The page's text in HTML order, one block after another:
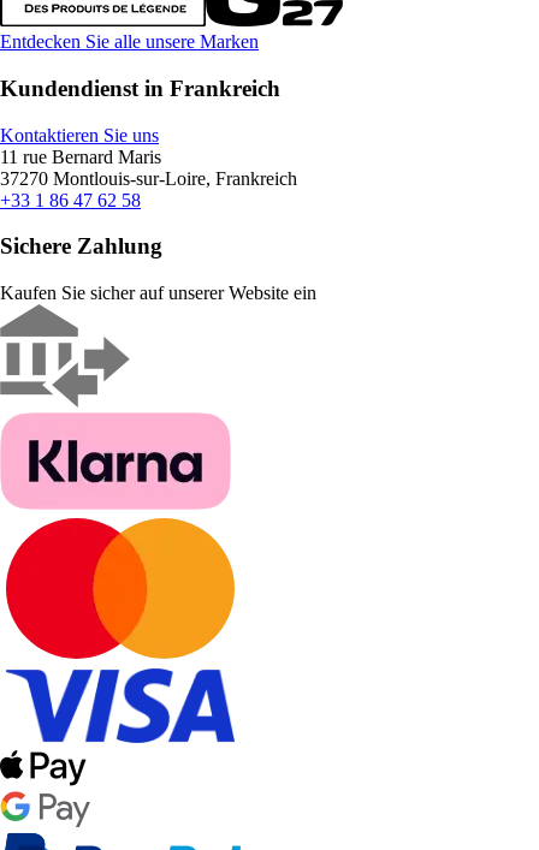
Entdecken Sie alle unsere Marken
Kundendienst in Frankreich
Kontaktieren Sie uns
11 rue Bernard Maris
37270 Montlouis-sur-Loire, Frankreich
+33 1 86 47 62 58
Sichere Zahlung
Kaufen Sie sicher auf unserer Website ein